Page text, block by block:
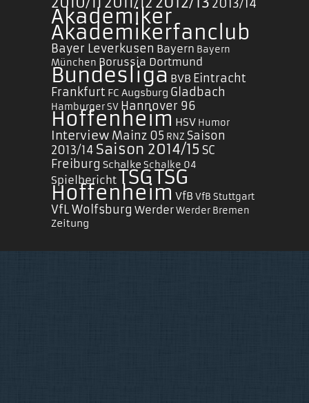
2013/14
Akademiker
Akademikerfanclub
Bayer Leverkusen Bayern Bayern
München Borussia Dortmund
Bundesliga BVB Eintracht
Frankfurt FC Augsburg Gladbach
Hamburger SV Hannover 96
Hoffenheim HSV Humor
Interview Mainz 05 RNZ Saison
2013/14 Saison 2014/15 SC
Freiburg Schalke Schalke 04
SpielberichtTSGTSG
Hoffenheim VfB VfB Stuttgart
VfL Wolfsburg WerderWerder Bremen
Zeitung